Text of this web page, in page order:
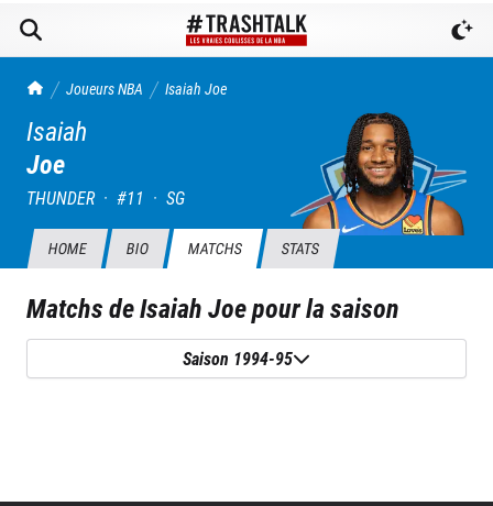
TrashTalk Actu NBA
Joueurs NBA Isaiah Joe
Isaiah
Joe
THUNDER · #11 · SG
HOME BIO MATCHS STATS
Matchs deIsaiah Joepour la saison
Saison 1994-95